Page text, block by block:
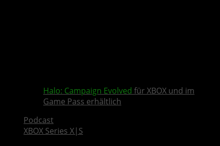
Halo: Campaign Evolved für XBOX und im
Game Pass erhältlich
Podcast
XBOX Series X|S